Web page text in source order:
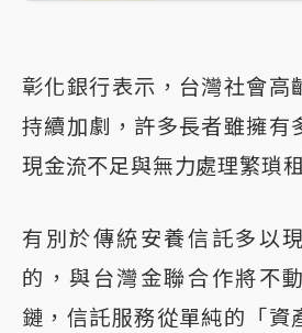
彰化銀行表示，台灣社會高
持續加劇，許多長者雖擁有
現金流不足與無力處理繁瑣
有別於傳統安養信託多以
的，與台灣金聯合作將不
鏈，信託服務從單純的「資